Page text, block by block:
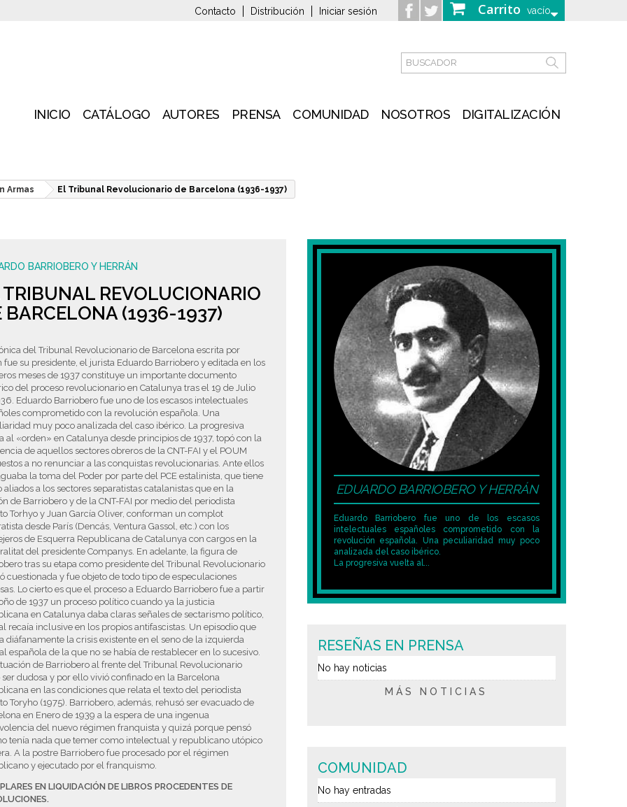
Carrito vacío
Contacto Distribución Iniciar sesión
INICIO CATÁLOGO AUTORES PRENSA COMUNIDAD NOSOTROS DIGITALIZACIÓN
Armas El Tribunal Revolucionario de Barcelona (1936-1937)
BARRIOBERO Y HERRÁN
TRIBUNAL REVOLUCIONARIO
BARCELONA (1936-1937)
del Tribunal Revolucionario de Barcelona escrita por
fue su presidente, el jurista Eduardo Barriobero y editada en los
meses de 1937 constituye un importante documento
del proceso revolucionario en Catalunya tras el 19 de Julio
Eduardo Barriobero fue uno de los escasos intelectuales
comprometido con la revolución española. Una
muy poco analizada del caso ibérico. La progresiva
al «orden» en Catalunya desde principios de 1937, topó con la
de aquellos sectores obreros de la CNT-FAI y el POUM
a no renunciar a las conquistas revolucionarias. Ante ellos
la toma del Poder por parte del PCE estalinista, que tiene
aliados a los sectores separatistas catalanistas que en la
de Barriobero y de la CNT-FAI por medio del periodista
Torhyo y Juan García Oliver, conforman un complot
desde París (Dencás, Ventura Gassol, etc.) con los
de Esquerra Republicana de Catalunya con cargos en la
del presidente Companys. En adelante, la figura de
tras su etapa como presidente del Tribunal Revolucionario
cuestionada y fue objeto de todo tipo de especulaciones
Lo cierto es que el proceso a Eduardo Barriobero fue a partir
de 1937 un proceso político cuando ya la justicia
en Catalunya daba claras señales de sectarismo político,
recaía inclusive en los propios antifascistas. Un episodio que
diáfanamente la crisis existente en el seno de la izquierda
española de la que no se había de restablecer en lo sucesivo.
de Barriobero al frente del Tribunal Revolucionario
ser dudosa y por ello vivió confinado en la Barcelona
en las condiciones que relata el texto del periodista
Toryho (1975). Barriobero, además, rehusó ser evacuado de
en Enero de 1939 a la espera de una ingenua
del nuevo régimen franquista y quizá porque pensó
tenía nada que temer como intelectual y republicano utópico
A la postre Barriobero fue procesado por el régimen
y ejecutado por el franquismo.
EN LIQUIDACIÓN DE LIBROS PROCEDENTES DE
EDUARDO BARRIOBERO Y HERRÁN
Eduardo Barriobero fue uno de los escasos
intelectuales españoles comprometido con la
revolución española. Una peculiaridad muy poco
analizada del caso ibérico.
La progresiva vuelta al...
RESEÑAS EN PRENSA
No hay noticias
MÁS NOTICIAS
COMUNIDAD
No hay entradas